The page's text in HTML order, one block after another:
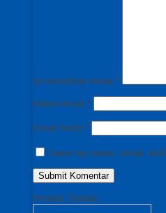
Isi komentar Anda *
Nama Anda *
Email Anda *
Save my name, email,
Produk Terkait